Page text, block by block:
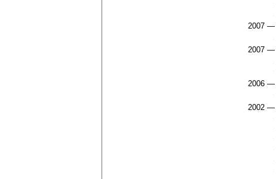
2007 —
2007 —
2006 —
2002 —